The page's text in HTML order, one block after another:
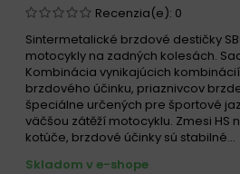
Recenzia(e): 0
Sintermetalické brzdové destičky
motocykly na zadných kolesách.
Kombinácia vynikajúcich
brzdového účinku, priaznivcov
špeciálne určených pre športové
väčšou zátěží motocyklu. Zmesi HS
kotúče, brzdové účinky sú stabilné...
Skladom v e-shope